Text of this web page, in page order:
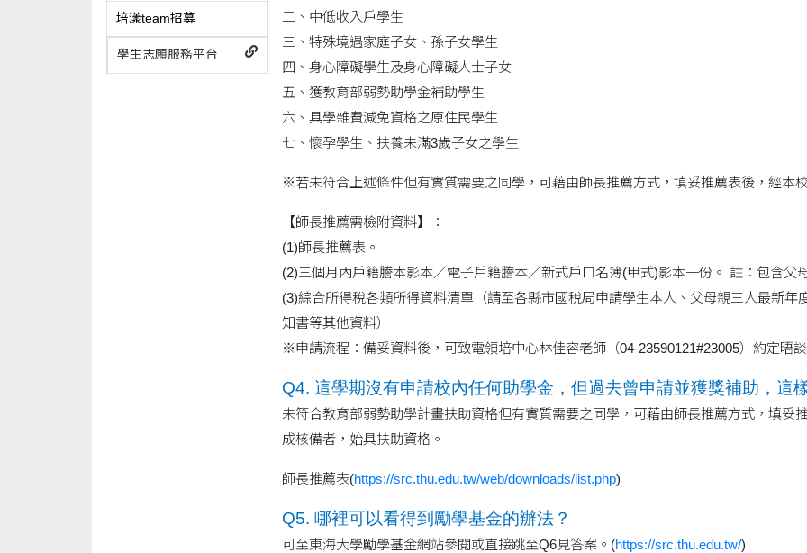
培漾team招募
學生志願服務平台
二、中低收入戶學生
三、特殊境遇家庭子女、孫子女學生
四、身心障礙學生及身心障礙人士子女
五、獲教育部弱勢助學金補助學生
六、具學雜費減免資格之原住民學生
七、懷孕學生、扶養未滿3歲子女之學生
※若未符合上述條件但有實質需要之同學，可藉由師長推薦方式，填妥推薦表後，經本
【師長推薦需檢附資料】：
(1)師長推薦表。
(2)三個月內戶籍謄本影本／電子戶籍謄本／新式戶口名簿(甲式)影本一份。 註：包含父
(3)綜合所得稅各類所得資料清單（請至各縣市國稅局申請學生本人、父母親三人最新
知書等其他資料）
※申請流程：備妥資料後，可致電領培中心林佳容老師（04-23590121#23005）約定晤
Q4. 這學期沒有申請校內任何助學金，但過去曾申請並獲獎補助，這
未符合教育部弱勢助學計畫扶助資格但有實質需要之同學，可藉由師長推薦方式，填妥
成核備者，始具扶助資格。
師長推薦表(https://src.thu.edu.tw/web/downloads/list.php)
Q5. 哪裡可以看得到勵學基金的辦法？
可至東海大學勵學基金網站參閱或直接跳至Q6見答案。(https://src.thu.edu.tw/)